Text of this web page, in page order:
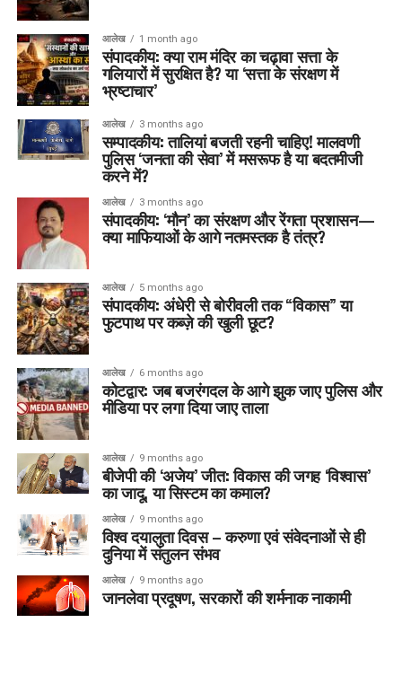
आलेख 1 month ago
संपादकीय: क्या राम मंदिर का चढ़ावा सत्ता के
गलियारों में सुरक्षित है? या ‘सत्ता के संरक्षण में
भ्रष्टाचार’
आलेख 3 months ago
सम्पादकीय: तालियां बजती रहनी चाहिए! मालवणी
पुलिस ‘जनता की सेवा’ में मसरूफ है या बदतमीजी
करने में?
आलेख 3 months ago
संपादकीय: ‘मौन’ का संरक्षण और रेंगता प्रशासन—
क्या माफियाओं के आगे नतमस्तक है तंत्र?
आलेख 5 months ago
संपादकीय: अंधेरी से बोरीवली तक “विकास” या
फुटपाथ पर कब्ज़े की खुली छूट?
आलेख 6 months ago
कोटद्वार: जब बजरंगदल के आगे झुक जाए पुलिस और
मीडिया पर लगा दिया जाए ताला
आलेख 9 months ago
बीजेपी की ‘अजेय’ जीत: विकास की जगह ‘विश्वास’
का जादू, या सिस्टम का कमाल?
आलेख 9 months ago
विश्व दयालुता दिवस – करुणा एवं संवेदनाओं से ही
दुनिया में संतुलन संभव
आलेख 9 months ago
जानलेवा प्रदूषण, सरकारों की शर्मनाक नाकामी